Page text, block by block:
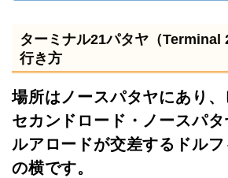
ターミナル21パタヤ（Terminal
行き方
場所はノースパタヤにあり、
セカンドロード・ノースパ
ルアロードが交差するドル
の横です。